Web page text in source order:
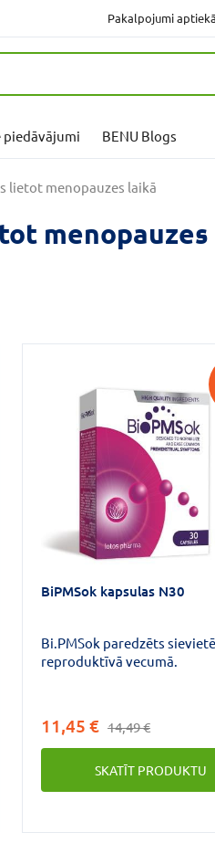
Pakalpojumi
piedāvājumi BENU Blogs
lietot menopauzes laikā
menopauzes
BiPMSok kapsulas N30
Bi.PMSok paredzēts
reproduktīvā vecumā.
11,45 € 14,49 €
SKATĪT PRODUKTU